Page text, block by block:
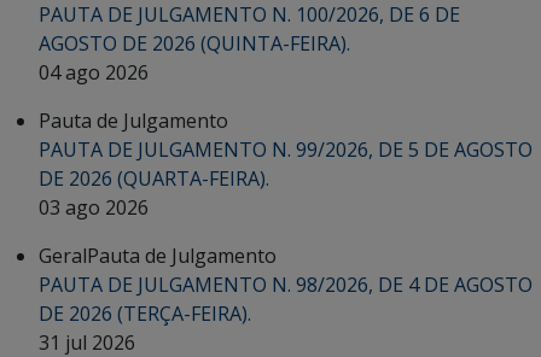
PAUTA DE JULGAMENTO N. 100/2026, DE 6 DE
AGOSTO DE 2026 (QUINTA-FEIRA).
04 ago 2026
Pauta de Julgamento
PAUTA DE JULGAMENTO N. 99/2026, DE 5 DE AGOSTO
DE 2026 (QUARTA-FEIRA).
03 ago 2026
GeralPauta de Julgamento
PAUTA DE JULGAMENTO N. 98/2026, DE 4 DE AGOSTO
DE 2026 (TERÇA-FEIRA).
31 jul 2026